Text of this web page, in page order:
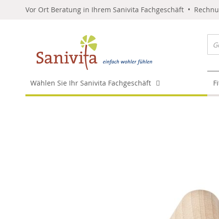
Vor Ort Beratung in Ihrem Sanivita Fachgeschäft •
Wählen Sie Ihr Sanivita Fachgeschäft